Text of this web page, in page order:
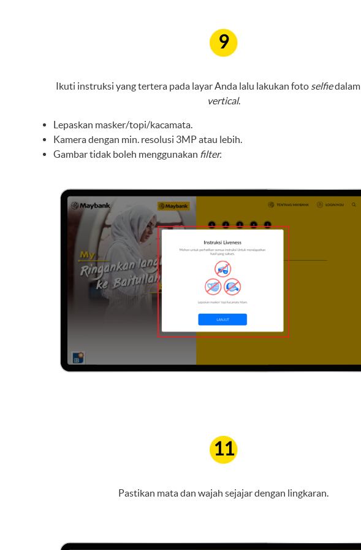
9
Ikuti instruksi yang tertera pada layar Anda lalu lakukan foto selfiedalam
vertical.
Lepaskan masker/topi/kacamata.
Kamera dengan min. resolusi 3MP atau lebih.
Gambar tidak boleh menggunakan filter.
11
Pastikan mata dan wajah sejajar dengan lingkaran.